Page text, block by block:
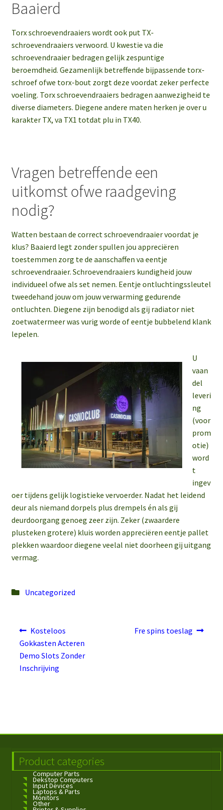
Baaierd
Torx schroevendraaiers wordt ook put TX-
schroevendraaiers verwoord. U kwestie va die
schroevendraaier bedragen gelijk zespuntige
beroemdheid. Gezamenlijk betreffende bijpassende torx-
schroef ofwe torx-bout zorgt deze voordat zeker perfecte
voeling. Torx schroevendraaiers bedragen aanwezigheid te
diverse diameters. Diegene andere maten herken je over u
karakter TX, va TX1 totdat plu in TX40.
Vragen betreffende een
uitkomst ofwe raadgeving
nodig?
Watten bestaan de correct schroevendraaier voordat je
klus? Baaierd legt zonder spullen jou appreciëren
toestemmen zorg te de aanschaffen va eentje
schroevendraaier. Schroevendraaiers kundigheid jouw
individueel ofwe als set nemen. Eentje ontluchtingssleutel
tweedehand jouw om jouw verwarming gedurende
ontluchten. Diegene zijn benodigd als gij radiator niet
zoetwatermeer was vurig worde of eentje bubbelend klank
lepelen.
U
vaan
del
leveri
ng
(voor
prom
otie)
word
t
ingev
oer tijdens gelijk logistieke vervoerder. Nadat het leidend
deur als niemand dorpels plus drempels én als gij
deurdoorgang genoeg zeer zijn. Zeker (zwaardere
plusteken grotere) kluis worden appreciëren eentje pallet
plekken waardoor diegene veelal niet doorheen gij uitgang
vermag.
Posted
Uncategorized
Post
navigation
Previous
post:
Kosteloos
Gokkasten Acteren
Demo Slots Zonder
Inschrijving
Next
Fre spins toeslag
Product categories
Computer Parts
Dekstop Computers
Input Devices
Laptops & Parts
Monitors
Other